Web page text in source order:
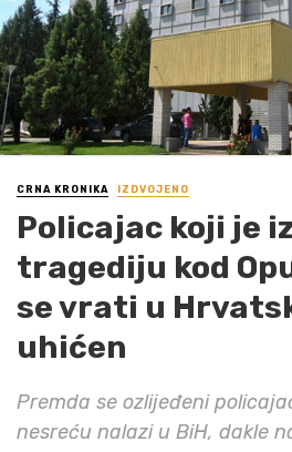
CRNA KRONIKA IZDVOJENO
Policajac koji je
tragediju kod
se vrati u
uhićen
Premda se ozlijeđeni
nesreću nalazi u BiH, dakle